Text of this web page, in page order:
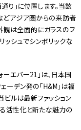
り」に位置します。当該
どアジア圏からの来訪者
観は全面的にガラスのフ
ッシュでシンボリックな
ーエバー21」は、日本国
ーデン発の「H&M」は福
ルは最新ファッション
活性化と新たな魅力の